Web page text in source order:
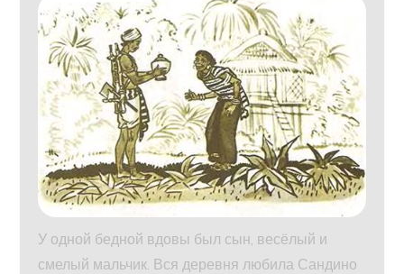
У одной бедной вдовы был сын, весёлый и
смелый мальчик. Вся деревня любила Сандино